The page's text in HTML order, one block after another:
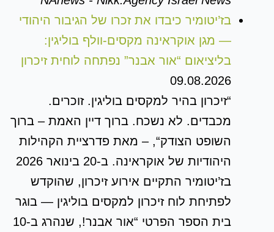
בז’יטומיר כיבדו את זכרו של הגיבור היהודי
— מגן אוקראינה מקסים-וולף בוליגין:
בליציאום “אור אבנר” נפתחה לוחית זיכרון
09.08.2026
“זיכרון בהיר למקסים בוליגין. זוכרים.
מכבדים. לא נשכח. ברוך דיין האמת – ברוך
השופט הצודק“, – מאת פדרציית הקהילות
היהודיות של אוקראינה. ב-20 בינואר 2026
בז’יטומיר התקיים אירוע זיכרון, שהוקדש
לפתיחת לוח זיכרון למקסים בוליגין — בוגר
בית הספר הפרטי “אור אבנר!, שנהרג ב-10